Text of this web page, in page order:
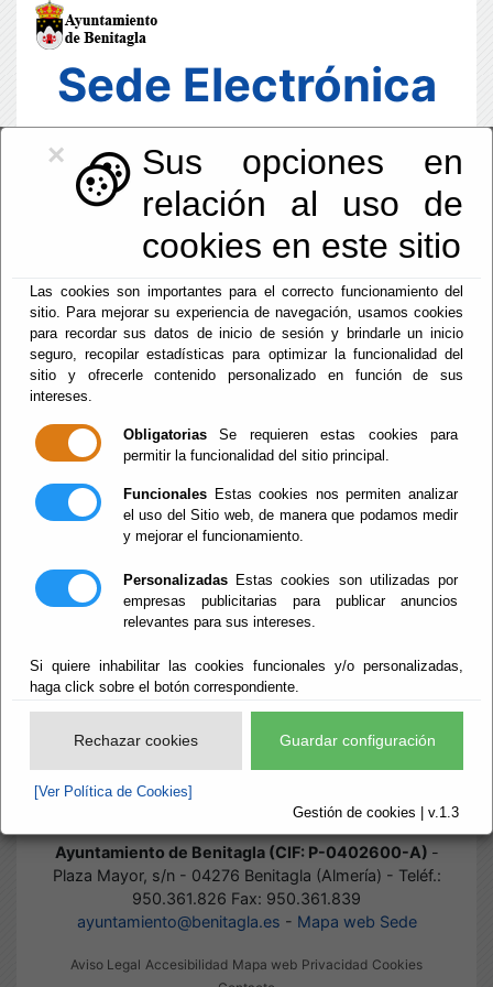
×
Sus opciones en
relación al uso de
cookies en este sitio
Las cookies son importantes para el correcto funcionamiento del
sitio. Para mejorar su experiencia de navegación, usamos cookies
para recordar sus datos de inicio de sesión y brindarle un inicio
seguro, recopilar estadísticas para optimizar la funcionalidad del
sitio y ofrecerle contenido personalizado en función de sus
intereses.
Obligatorias Se requieren estas cookies para
permitir la funcionalidad del sitio principal.
Funcionales Estas cookies nos permiten analizar
el uso del Sitio web, de manera que podamos medir
y mejorar el funcionamiento.
Personalizadas Estas cookies son utilizadas por
empresas publicitarias para publicar anuncios
relevantes para sus intereses.
Si quiere inhabilitar las cookies funcionales y/o personalizadas,
haga click sobre el botón correspondiente.
Rechazar cookies Guardar configuración
[Ver Política de Cookies]
Gestión de cookies | v.1.3
Sede Electrónica
01:40:43
Dom, 9 Agosto 2026
- Tablón de Anuncios
Tablón de
Anuncios
Disculpen las molestias.
Ayuntamiento de Benitagla (CIF: P-0402600-A) -
Plaza Mayor, s/n - 04276 Benitagla (Almería) - Teléf.:
950.361.826 Fax: 950.361.839
ayuntamiento@benitagla.es - Mapa web Sede
Aviso Legal Accesibilidad Mapa web Privacidad Cookies